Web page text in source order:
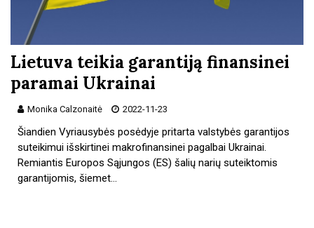
Lietuva teikia garantiją finansinei
paramai Ukrainai
Monika Calzonaitė 2022-11-23
Šiandien Vyriausybės posėdyje pritarta valstybės garantijos
suteikimui išskirtinei makrofinansinei pagalbai Ukrainai.
Remiantis Europos Sąjungos (ES) šalių narių suteiktomis
garantijomis, šiemet…